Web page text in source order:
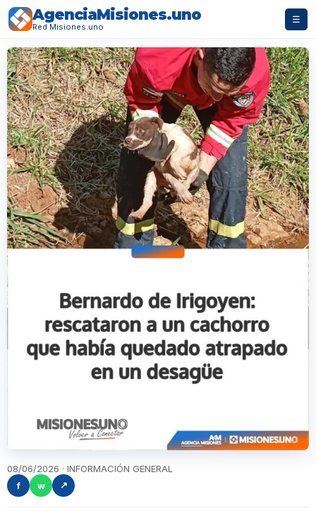
AgenciaMisiones.uno
Red Misiones.uno
☰
08/06/2026 · INFORMACIÓN GENERAL
f
w ↗